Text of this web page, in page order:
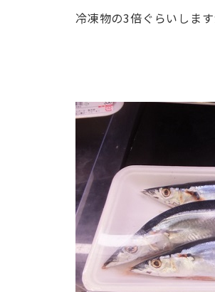
冷凍物の3倍ぐらいしま